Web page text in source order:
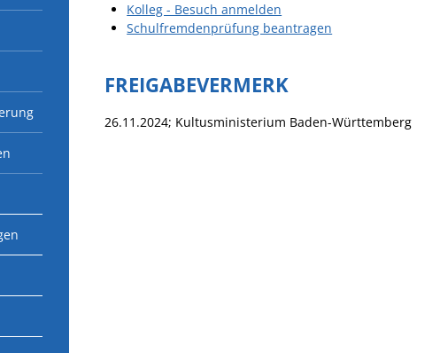
Kolleg - Besuch anmelden
Schulfremdenprüfung beantragen
FREIGABEVERMERK
26.11.2024; Kultusministerium Baden-Württemberg